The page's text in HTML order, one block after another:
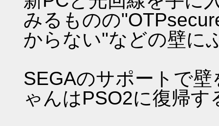
みるものの
からない"などの壁に
SEGAのサポートで
ゃんはPSO2に復帰す